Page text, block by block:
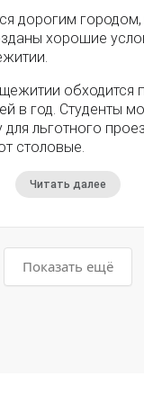
дорогим городом,
хорошие
обходится
в год. Студенты
льготного
столовые.
Читать далее
Показать ещё